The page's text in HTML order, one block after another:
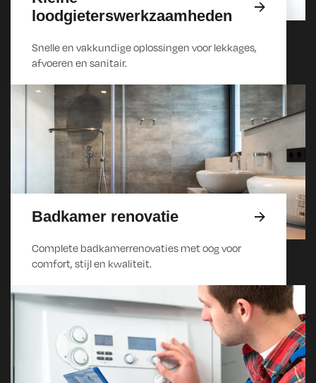
loodgieterswerkzaamheden
Snelle en vakkundige oplossingen voor lekkages,
afvoeren en sanitair.
Badkamer renovatie
Complete badkamerrenovaties met oog voor
comfort, stijl en kwaliteit.